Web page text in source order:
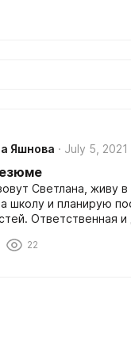
Яшнова July 5, 2021
Светлана, живу
школу и планирую
Ответственная и
Игорь Шажко,
22